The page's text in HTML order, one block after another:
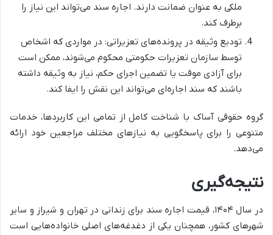
ملکی به عنوان ضمانت دارند. اجاره سند می‌تواند این نیاز را
برطرف کند.
تودیع وثیقه در پرونده‌های تعزیراتی: در مواردی که اشخاص
توسط سازمان تعزیرات حکومتی محکوم می‌شوند، ممکن است
برای آزادی موقت یا تضمین اجرای حکم، نیاز به وثیقه داشته
باشند که سند اجاره‌ای می‌تواند این نقش را ایفا کند.
گروه حقوقی آساک با شناخت کامل از تمامی این کاربردها، خدمات
متنوعی را برای پاسخگویی به نیازهای مختلف مراجعین خود ارائه
می‌دهد.
نتیجه‌گیری
در سال ۱۴۰۴، قیمت اجاره سند برای زندانی در تهران و شیراز و سایر
شهرهای کشور، همچنان یکی از دغدغه‌های اصلی خانواده‌هایی است